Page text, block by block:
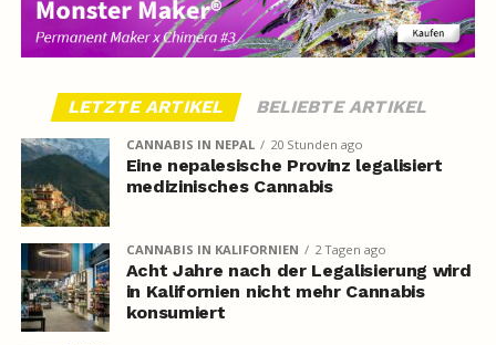
LETZTE ARTIKEL BELIEBTE ARTIKEL
CANNABIS IN NEPAL 20 Stunden ago
Eine nepalesische Provinz legalisiert
medizinisches Cannabis
CANNABIS IN KALIFORNIEN 2 Tagen ago
Acht Jahre nach der Legalisierung wird
in Kalifornien nicht mehr Cannabis
konsumiert